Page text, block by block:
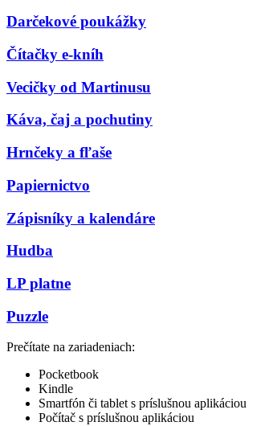
Darčekové poukážky
Čítačky e-kníh
Vecičky od Martinusu
Káva, čaj a pochutiny
Hrnčeky a fľaše
Papiernictvo
Zápisníky a kalendáre
Hudba
LP platne
Puzzle
Prečítate na zariadeniach:
Pocketbook
Kindle
Smartfón či tablet s príslušnou aplikáciou
Počítač s príslušnou aplikáciou